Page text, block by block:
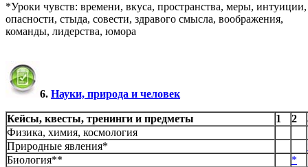
*Уроки чувств: времени, вкуса, пространства, меры, интуиции,
опасности, стыда, совести, здравого смысла, воображения,
команды, лидерства, юмора
6. Науки, природа и человек
Кейсы, квесты, тренинги и предметы 1 2
Физика, химия, космология
Природные явления*
Биология**
*